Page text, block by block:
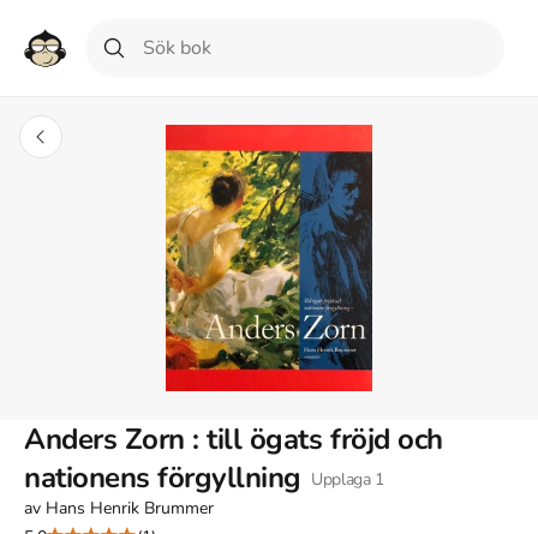
Anders Zorn : till ögats fröjd och
nationens förgyllning Upplaga 1
av Hans Henrik Brummer